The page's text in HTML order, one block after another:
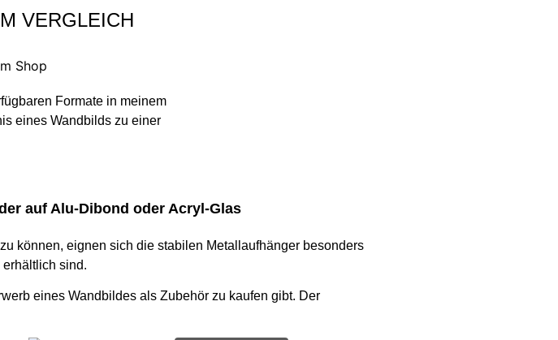
VERGLEICH
Formate in meinem
eines Wandbilds zu einer
auf Alu-Dibond oder Acryl-Glas
können, eignen sich die stabilen Metallaufhänger besonders
sind.
eines Wandbildes als Zubehör zu kaufen gibt. Der